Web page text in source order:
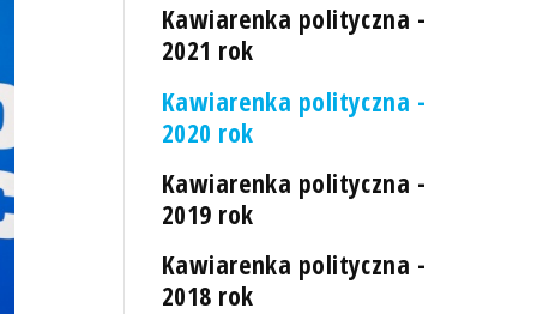
Kawiarenka polityczna -
2021 rok
Kawiarenka polityczna -
2020 rok
Kawiarenka polityczna -
2019 rok
Kawiarenka polityczna -
2018 rok